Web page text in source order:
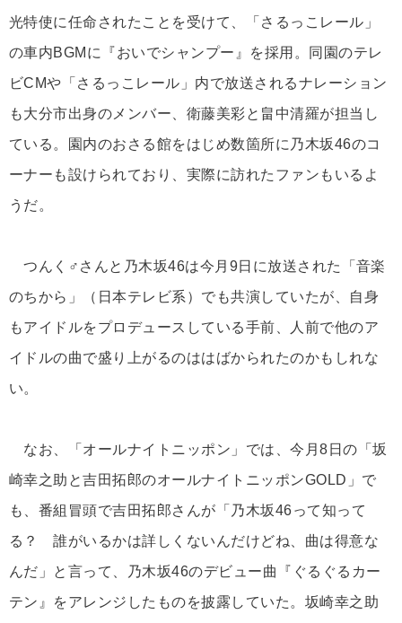
光特使に任命されたことを受けて、「さるっこレール」
の車内BGMに『おいでシャンプー』を採用。同園のテレ
ビCMや「さるっこレール」内で放送されるナレーション
も大分市出身のメンバー、衛藤美彩と畠中清羅が担当し
ている。園内のおさる館をはじめ数箇所に乃木坂46のコ
ーナーも設けられており、実際に訪れたファンもいるよ
うだ。
つんく♂さんと乃木坂46は今月9日に放送された「音楽
のちから」（日本テレビ系）でも共演していたが、自身
もアイドルをプロデュースしている手前、人前で他のア
イドルの曲で盛り上がるのははばかられたのかもしれな
い。
なお、「オールナイトニッポン」では、今月8日の「坂
崎幸之助と吉田拓郎のオールナイトニッポンGOLD」で
も、番組冒頭で吉田拓郎さんが「乃木坂46って知って
る？ 誰がいるかは詳しくないんだけどね、曲は得意な
んだ」と言って、乃木坂46のデビュー曲『ぐるぐるカー
テン』をアレンジしたものを披露していた。坂崎幸之助